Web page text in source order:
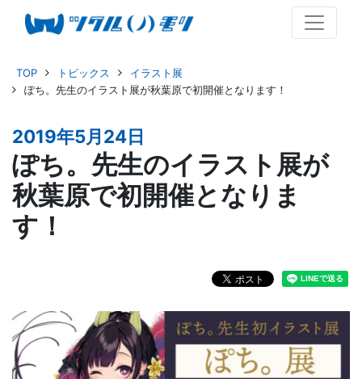
TOP トピックス
イラスト展
ぽち。先生のイラスト展が秋葉原で初開催となります！
2019年5月24日
ぽち。先生のイラスト展が
秋葉原で初開催となりま
す！